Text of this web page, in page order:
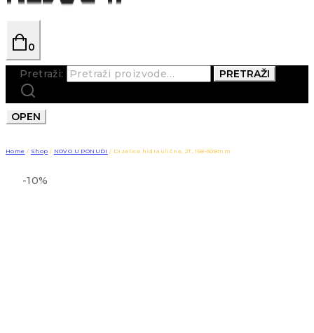
0
Pretraži: PRETRAŽI
OPEN
Home / Shop / NOVO U PONUDI / Dizalica hidraulična, 2T, 158-308mm
-10%